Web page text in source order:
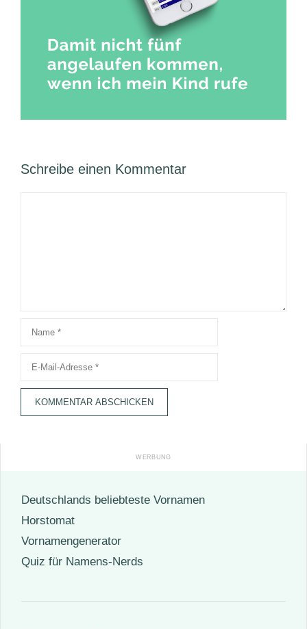
Schreibe einen Kommentar
Name
Adresse
Deutschlands beliebteste Vornamen
Horstomat
Vornamengenerator
Quiz für Namens-Nerds